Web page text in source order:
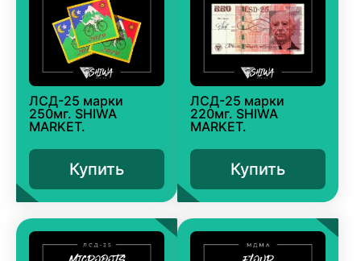
ЛСД-25 марки
250мг. SHIWA
MARKET.
Купить
ЛСД-25 марки
220мг. SHIWA
MARKET.
Купить